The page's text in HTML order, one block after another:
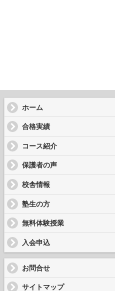
ホーム
合格実績
コース紹介
保護者の声
校舎情報
塾生の方
無料体験授業
入会申込
お問合せ
サイトマップ